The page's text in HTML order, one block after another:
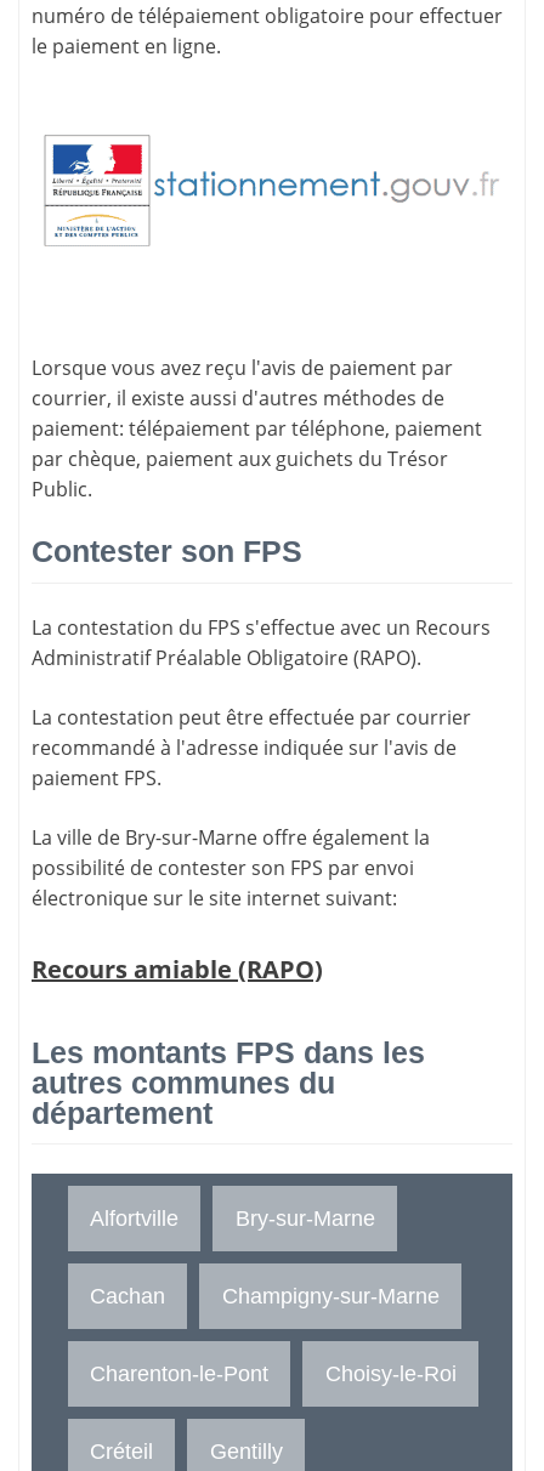
numéro de télépaiement obligatoire pour effectuer
le paiement en ligne.
Lorsque vous avez reçu l'avis de paiement par
courrier, il existe aussi d'autres méthodes de
paiement: télépaiement par téléphone, paiement
par chèque, paiement aux guichets du Trésor
Public.
Contester son FPS
La contestation du FPS s'effectue avec un Recours
Administratif Préalable Obligatoire (RAPO).
La contestation peut être effectuée par courrier
recommandé à l'adresse indiquée sur l'avis de
paiement FPS.
La ville de Bry-sur-Marne offre également la
possibilité de contester son FPS par envoi
électronique sur le site internet suivant:
Recours amiable (RAPO)
Les montants FPS dans les
autres communes du
département
Alfortville Bry-sur-Marne
Cachan Champigny-sur-Marne
Charenton-le-Pont Choisy-le-Roi
Créteil Gentilly